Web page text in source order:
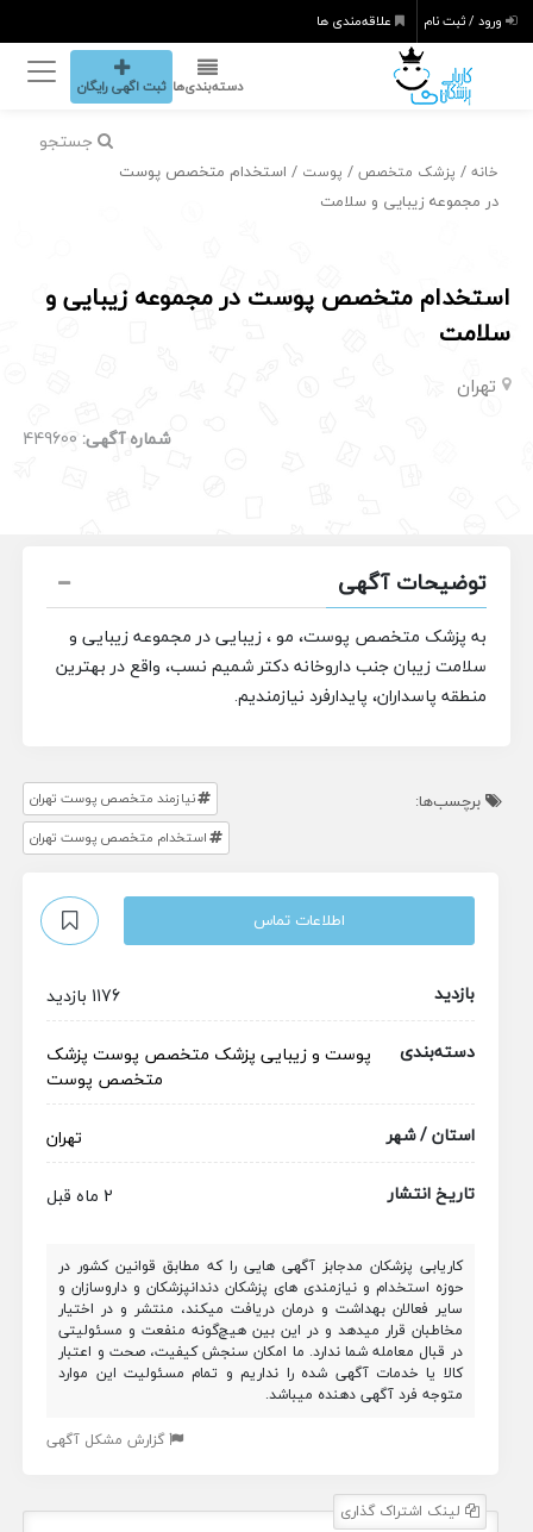
ورود / ثبت نام علاقه‌مندی ها
دسته‌بندی‌ها ثبت اگهی رایگان
جستجو
خانه / پزشک متخصص / پوست / استخدام متخصص پوست
در مجموعه زیبایی و سلامت
استخدام متخصص پوست در مجموعه زیبایی و
سلامت
تهران
شماره آگهی: 449600
توضیحات آگهی
به پزشک متخصص پوست، مو ، زیباییدر مجموعه زیبایی و
سلامت زیبان جنب داروخانه دکتر شمیم نسب، واقع در بهترین
منطقه پاسداران، پایدارفرد نیازمندیم.
برچسب‌ها:
نیازمند متخصص پوست تهران
استخدام متخصص پوست تهران
اطلاعات تماس
بازدید
1176 بازدید
دسته‌بندی
پوست و زیبایی پزشک متخصص پوست پزشک
متخصص پوست
استان / شهر
تهران
تاریخ انتشار
2 ماه قبل
کاریابی پزشکان مدجابز آگهی هایی را که مطابق قوانین کشور در
حوزه استخدام و نیازمندی های پزشکان دندانپزشکان و داروسازان و
سایر فعالان بهداشت و درمان دریافت میکند، منتشر و در اختیار
مخاطبان قرار میدهد و در این بین هیچ‌گونه منفعت و مسئولیتی
در قبال معامله شما ندارد. ما امکان سنجش کیفیت، صحت و اعتبار
کالا یا خدمات آگهی شده را نداریم و تمام مسئولیت این موارد
متوجه فرد آگهی دهنده میباشد.
گزارش مشکل آگهی
لینک اشتراک گذاری